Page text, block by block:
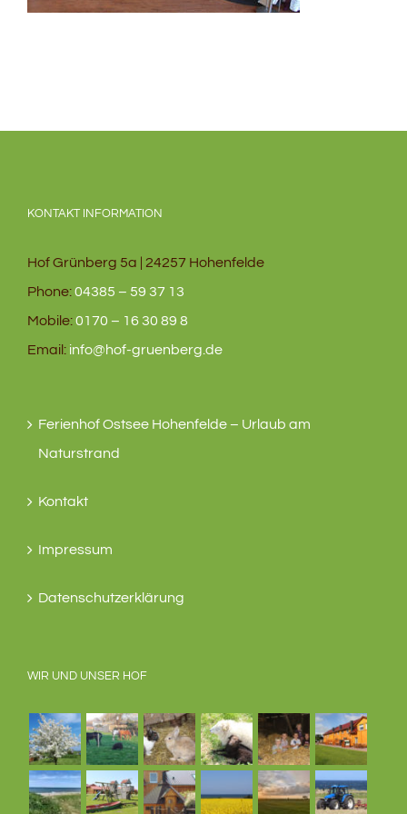
KONTAKT INFORMATION
Hof Grünberg 5a | 24257 Hohenfelde
Phone:04385 – 59 37 13
Mobile:0170 – 16 30 89 8
Email: info@hof-gruenberg.de
Ferienhof Ostsee Hohenfelde – Urlaub am
Naturstrand
Kontakt
Impressum
Datenschutzerklärung
WIR UND UNSER HOF